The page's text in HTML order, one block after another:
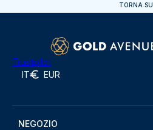
TORNA SU
Trustpilot
IT EUR
NEGOZIO